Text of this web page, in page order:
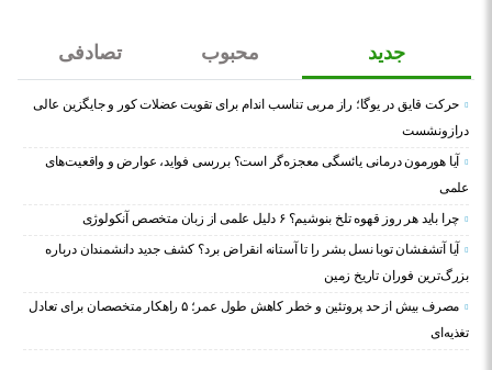
جدید محبوب تصادفی
حرکت قایق در یوگا؛ راز مربی تناسب اندام برای تقویت عضلات کور و جایگزین عالی
درازونشست
آیا هورمون درمانی یائسگی معجزه‌گر است؟ بررسی فواید، عوارض و واقعیت‌های
علمی
چرا باید هر روز قهوه تلخ بنوشیم؟ ۶ دلیل علمی از زبان متخصص آنکولوژی
آیا آتشفشان توبا نسل بشر را تا آستانه انقراض برد؟ کشف جدید دانشمندان درباره
بزرگ‌ترین فوران تاریخ زمین
مصرف بیش از حد پروتئین و خطر کاهش طول عمر؛ ۵ راهکار متخصصان برای تعادل
تغذیه‌ای